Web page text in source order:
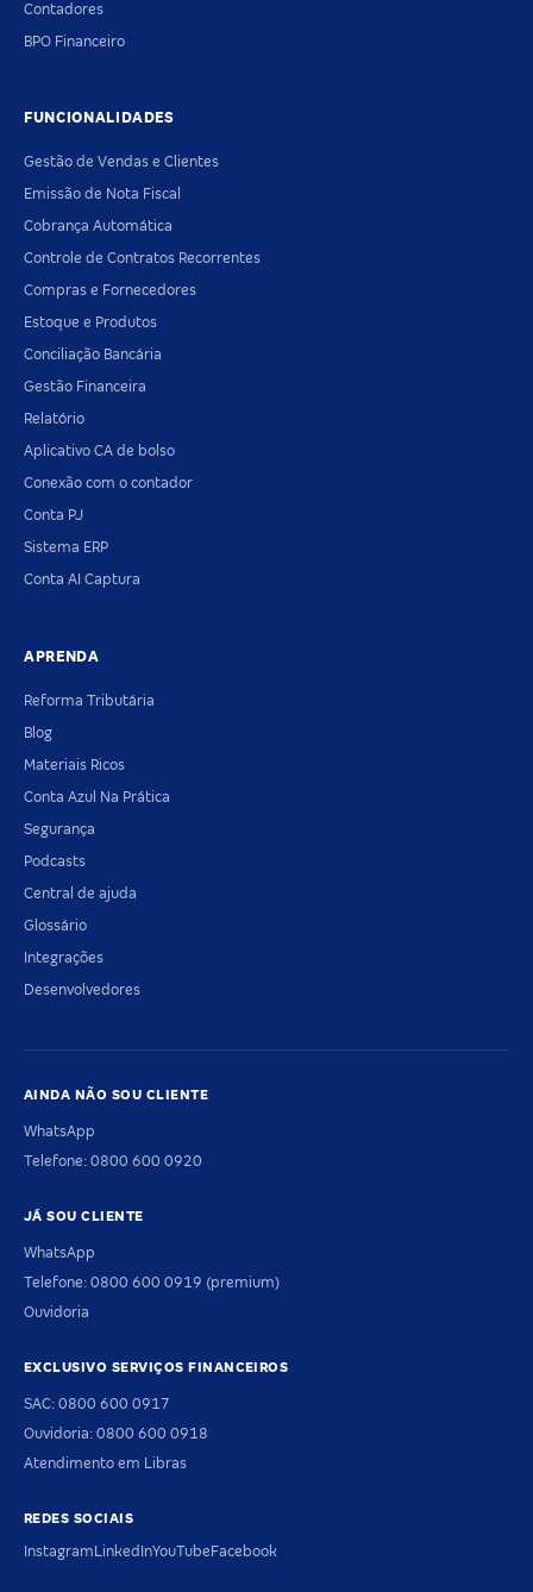
Contadores
BPO Financeiro
FUNCIONALIDADES
Gestão de Vendas e Clientes
Emissão de Nota Fiscal
Cobrança Automática
Controle de Contratos Recorrentes
Compras e Fornecedores
Estoque e Produtos
Conciliação Bancária
Gestão Financeira
Relatório
Aplicativo CA de bolso
Conexão com o contador
Conta PJ
Sistema ERP
Conta AI Captura
APRENDA
Reforma Tributária
Blog
Materiais Ricos
Conta Azul Na Prática
Segurança
Podcasts
Central de ajuda
Glossário
Integrações
Desenvolvedores
AINDA NÃO SOU CLIENTE
WhatsApp
Telefone: 0800 600 0920
JÁ SOU CLIENTE
WhatsApp
Telefone: 0800 600 0919 (premium)
Ouvidoria
EXCLUSIVO SERVIÇOS FINANCEIROS
SAC: 0800 600 0917
Ouvidoria: 0800 600 0918
Atendimento em Libras
REDES SOCIAIS
InstagramLinkedInYouTubeFacebook